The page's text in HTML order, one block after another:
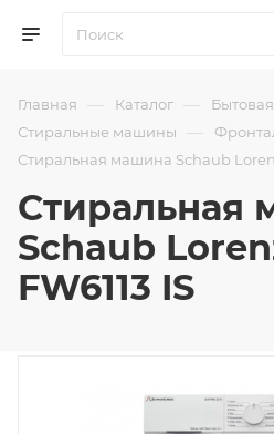
Главная — Каталог —
Стиральные машины —
Стиральная машина Schaub
Стиральная
Schaub
FW6113 IS